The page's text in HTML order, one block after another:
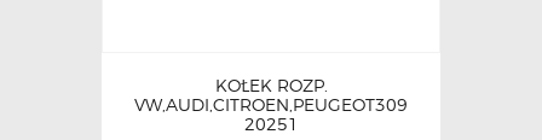
KOŁEK ROZP.
VW,AUDI,CITROEN,PEUGEOT309
20251